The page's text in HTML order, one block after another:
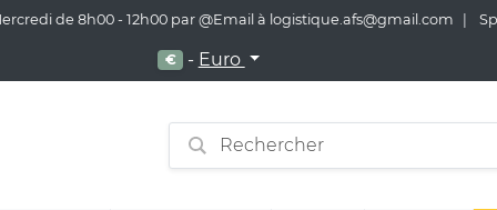
de 8h00 - 12h00 par @Email à logistique.afs@gmail.com
€ - Euro